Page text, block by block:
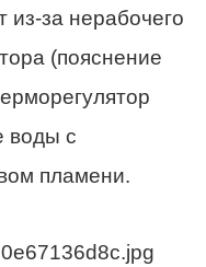
за нерабочего
(пояснение
воды с
пламени.